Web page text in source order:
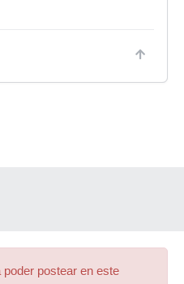
poder postear en este